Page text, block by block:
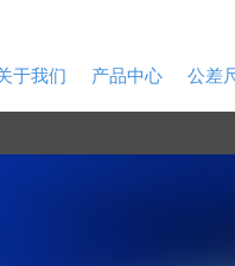
于我们 产品中心 公差